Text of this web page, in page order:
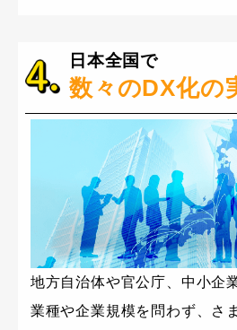
日本全国で
数々のDX化の
地方自治体や官公庁、中小企
業種や企業規模を問わず、さ